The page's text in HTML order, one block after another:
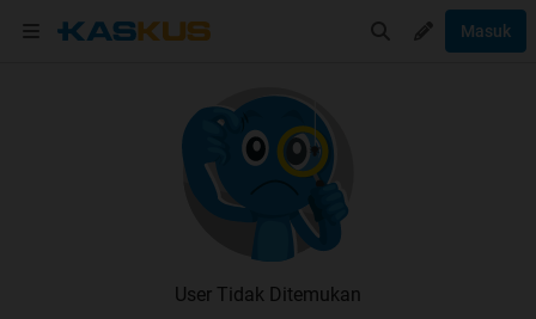
Masuk
User Tidak Ditemukan